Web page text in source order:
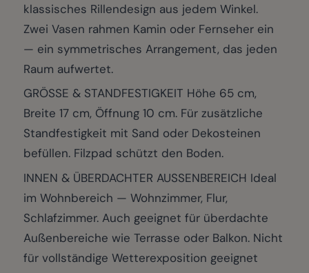
klassisches Rillendesign aus jedem Winkel.
Zwei Vasen rahmen Kamin oder Fernseher ein
— ein symmetrisches Arrangement, das jeden
Raum aufwertet.
GRÖSSE & STANDFESTIGKEIT Höhe 65 cm,
Breite 17 cm, Öffnung 10 cm. Für zusätzliche
Standfestigkeit mit Sand oder Dekosteinen
befüllen. Filzpad schützt den Boden.
INNEN & ÜBERDACHTER AUSSENBEREICH Ideal
im Wohnbereich — Wohnzimmer, Flur,
Schlafzimmer. Auch geeignet für überdachte
Außenbereiche wie Terrasse oder Balkon. Nicht
für vollständige Wetterexposition geeignet